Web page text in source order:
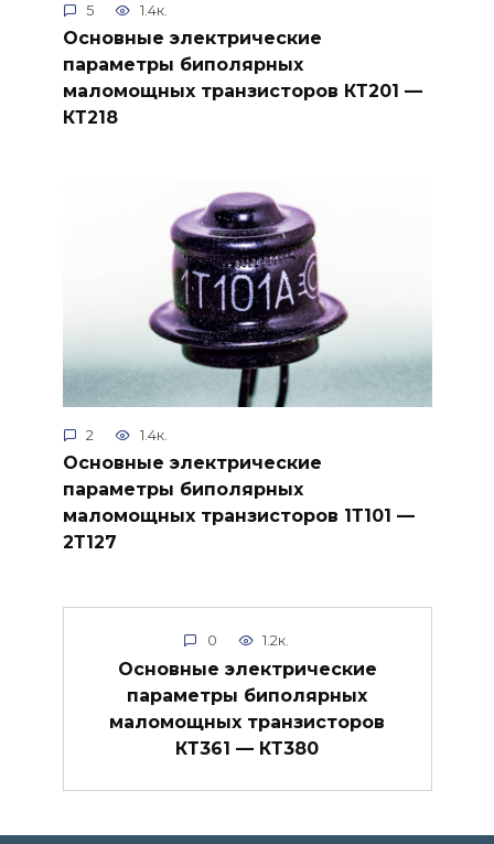
5 1.4к.
Основные электрические
параметры биполярных
маломощных транзисторов КТ201 —
КТ218
2 1.4к.
Основные электрические
параметры биполярных
маломощных транзисторов 1Т101 —
2Т127
0 1.2к.
Основные электрические
параметры биполярных
маломощных транзисторов
КТ361 — КТ380